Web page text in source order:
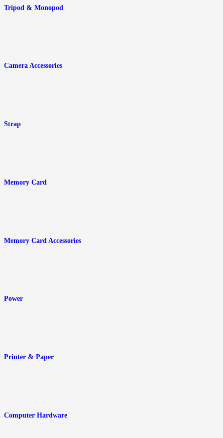
Tripod & Monopod
Camera Accessories
Strap
Memory Card
Memory Card Accessories
Power
Printer & Paper
Computer Hardware